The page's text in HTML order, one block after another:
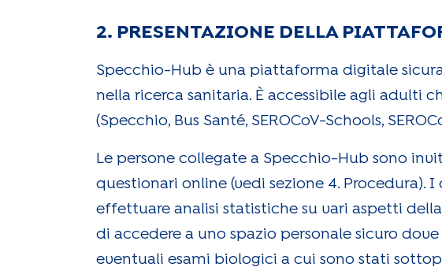
2. PRESENTAZIONE DELLA
Specchio-Hub è una piattaforma digitale
nella ricerca sanitaria. È accessibile agli adulti
(Specchio, Bus Santé, SEROCoV-Schools,
Le persone collegate a Specchio-Hub sono
questionari online (vedi sezione 4.
effettuare analisi statistiche su vari aspetti
di accedere a uno spazio personale sicuro
eventuali esami biologici a cui sono stati